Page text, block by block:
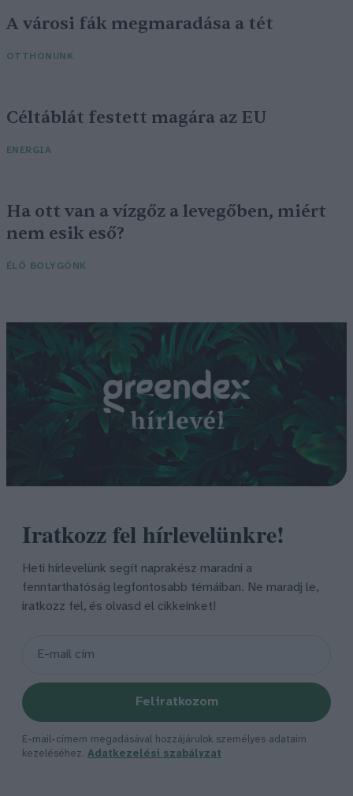
A városi fák megmaradása a tét
OTTHONUNK
Céltáblát festett magára az EU
ENERGIA
Ha ott van a vízgőz a levegőben, miért
nem esik eső?
ÉLŐ BOLYGÓNK
Iratkozz fel hírlevelünkre!
Heti hírlevelünk segít naprakész maradni a
fenntarthatóság legfontosabb témáiban. Ne maradj le,
iratkozz fel, és olvasd el cikkeinket!
Feliratkozom
E-mail-címem megadásával hozzájárulok személyes adataim
kezeléséhez. Adatkezelési szabályzat